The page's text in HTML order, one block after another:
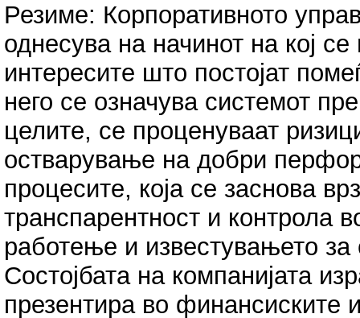
Резиме: Корпоративното
однесува на начинот на кој
интересите што постојат
него се означува системот
целите, се проценуваат
остварување на добри
процесите, која се заснова
транспарентност и контрола
работење и известувањето за
Состојбата на компанијата
презентира во финансиските